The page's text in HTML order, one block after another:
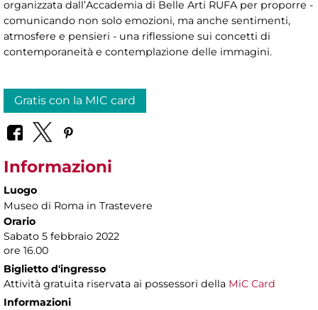
organizzata dall’Accademia di Belle Arti RUFA per proporre -
comunicando non solo emozioni, ma anche sentimenti,
atmosfere e pensieri - una riflessione sui concetti di
contemporaneità e contemplazione delle immagini.
Gratis con la MIC card
Informazioni
Luogo
Museo di Roma in Trastevere
Orario
Sabato 5 febbraio 2022
ore 16.00
Biglietto d'ingresso
Attività gratuita riservata ai possessori della MiC Card
Informazioni